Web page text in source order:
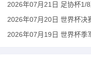
2026年07月21日 足协杯1/
2026年07月20日 世界杯决
2026年07月19日 世界杯季